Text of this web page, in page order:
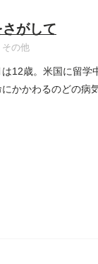
がして
その他
12歳。米国に留学
にかかわるのどの病